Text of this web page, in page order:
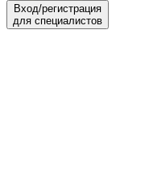
Вход/регистрация
для специалистов